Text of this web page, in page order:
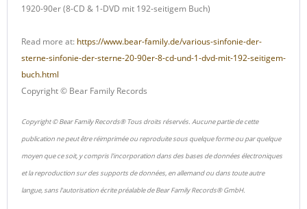
1920-90er (8-CD & 1-DVD mit 192-seitigem Buch)
Read more at: https://www.bear-family.de/various-sinfonie-der-
sterne-sinfonie-der-sterne-20-90er-8-cd-und-1-dvd-mit-192-seitigem-
buch.html
Copyright © Bear Family Records
Copyright © Bear Family Records® Tous droits réservés. Aucune partie de cette
publication ne peut être réimprimée ou reproduite sous quelque forme ou par quelque
moyen que ce soit, y compris l'incorporation dans des bases de données électroniques
et la reproduction sur des supports de données, en allemand ou dans toute autre
langue, sans l'autorisation écrite préalable de Bear Family Records® GmbH.